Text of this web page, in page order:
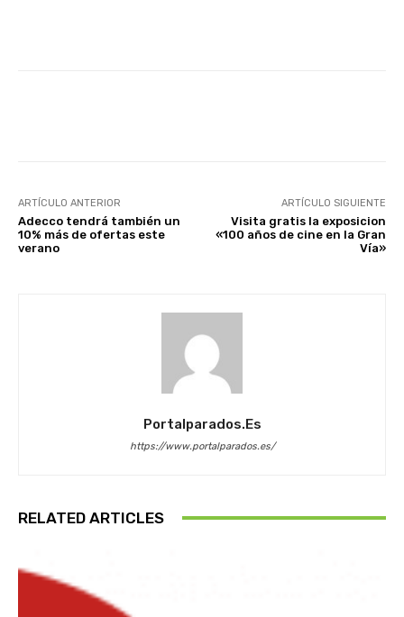
ARTÍCULO ANTERIOR
Adecco tendrá también un
10% más de ofertas este
verano
ARTÍCULO SIGUIENTE
Visita gratis la exposicion
«100 años de cine en la Gran
Vía»
Portalparados.es
https://www.portalparados.es/
RELATED ARTICLES